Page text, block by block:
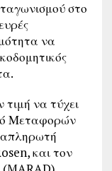
στο
να
να τύχει
Μεταφορών
και τον